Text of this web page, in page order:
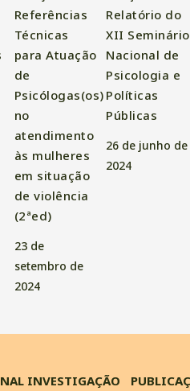
Referências
Técnicas
para Atuação
de
Psicólogas(os)
no
atendimento
às mulheres
em situação
de violência
(2ªed)
23 de
setembro de
2024
Relatório do
XII Seminário
Nacional de
Psicologia e
Políticas
Públicas
26 de junho de
2024
INVESTIGAÇÃO